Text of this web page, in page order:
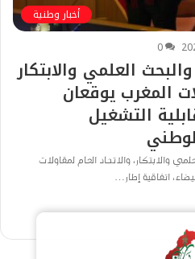
أخبار وطنية
0
العلمي والابتكار
المغرب يوقعان
التشغيل
والابتكار، والاتحاد العام لمقاولات